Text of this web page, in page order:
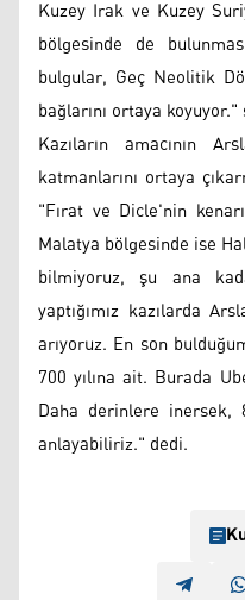
Kuzey Irak ve Kuzey
bölgesinde de
bulgular, Geç Neolitik
bağlarını ortaya
Kazıların amacının
katmanlarını ortaya
"Fırat ve Dicle'nin
Malatya bölgesinde ise
bilmiyoruz, şu ana
yaptığımız kazılarda
arıyoruz. En son
700 yılına ait. Burada
Daha derinlere
anlayabiliriz." dedi.